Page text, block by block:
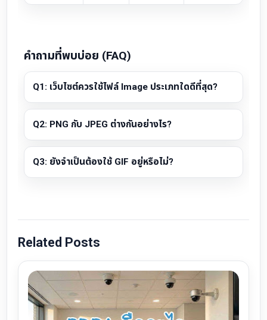
คำถามที่พบบ่อย (FAQ)
Q1: เว็บไซต์ควรใช้ไฟล์ Image ประเภทใดดีที่สุด?
Q2: PNG กับ JPEG ต่างกันอย่างไร?
Q3: ยังจำเป็นต้องใช้ GIF อยู่หรือไม่?
Related Posts